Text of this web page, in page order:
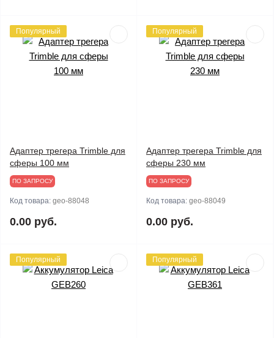
Популярный
Адаптер трегера Trimble для
сферы 100 мм
ПО ЗАПРОСУ
Код товара: geo-88048
0.00 руб.
Популярный
Адаптер трегера Trimble для
сферы 230 мм
ПО ЗАПРОСУ
Код товара: geo-88049
0.00 руб.
Популярный Популярный